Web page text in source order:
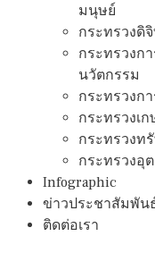
มนุษย์
กระทรวงดิ
กระทรวงก
นวัตกรรม
กระทรวงก
กระทรวงเ
กระทรวงท
กระทรวงอุ
Infographic
ข่าวประชาสัมพัน
ติดต่อเรา